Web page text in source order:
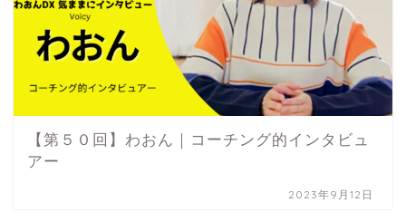
【第５０回】わおん｜コーチング的インタビュ
アー
2023年9月12日